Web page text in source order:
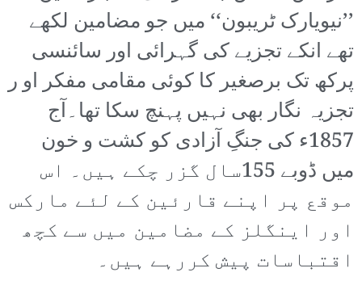
’’نیویارک ٹریبون‘‘ میں جو مضامین لکھے
تھے انکے تجزیے کی گہرائی اور سائنسی
پرکھ تک برصغیر کا کوئی مقامی مفکر او ر
تجزیہ نگار بھی نہیں پہنچ سکا تھا۔آج
1857ء کی جنگِ آزادی کو کشت و خون
میں ڈوبے 155سال گزر چکے ہیں۔ اس
موقع پر اپنے قارئین کے لئے مارکس
اور اینگلز کے مضامین میں سے کچھ
اقتباسات پیش کررہے ہیں۔